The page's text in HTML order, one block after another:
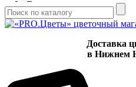
Доставка
в Нижнем